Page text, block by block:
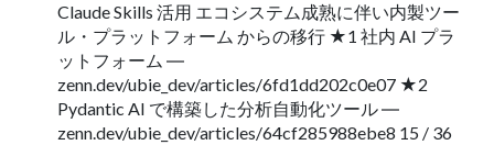
Claude Skills 活用 エコシステム成熟に伴い内製ツー
ル・プラットフォーム からの移行 ★1 社内 AI プラ
ットフォーム ―
zenn.dev/ubie_dev/articles/6fd1dd202c0e07 ★2
Pydantic AI で構築した分析自動化ツール ―
zenn.dev/ubie_dev/articles/64cf285988ebe8 15 / 36